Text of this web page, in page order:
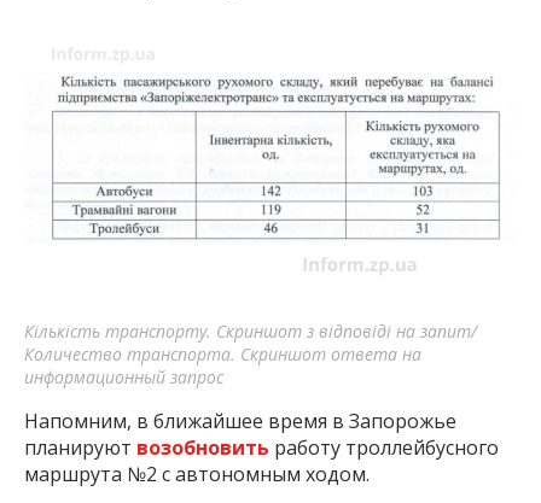
Кількість транспорту. Скриншот з відповіді на запит/
Количество транспорта. Скриншот ответа на
информационный запрос
Напомним, в ближайшее время в Запорожье
планируют возобновить работу троллейбусного
маршрута №2 с автономным ходом.